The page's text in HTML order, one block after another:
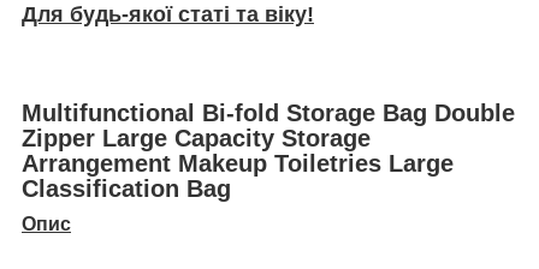
Для будь-якої статі та віку!
Multifunctional Bi-fold Storage Bag Double
Zipper Large Capacity Storage
Arrangement Makeup Toiletries Large
Classification Bag
Опис